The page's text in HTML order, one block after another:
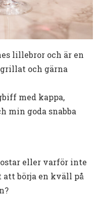
lillebror och är en
och gärna
med kappa,
min goda snabba
eller varför inte
börja en kväll på